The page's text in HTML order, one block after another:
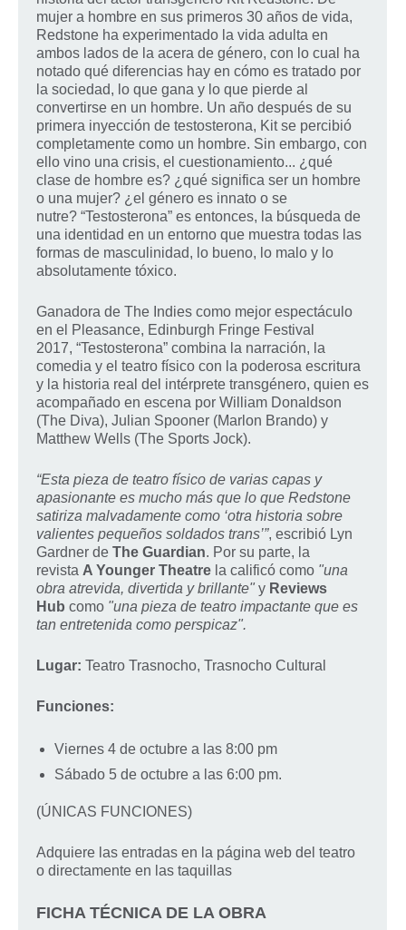
mujer a hombre en sus primeros 30 años de vida,
Redstone ha experimentado la vida adulta en
ambos lados de la acera de género, con lo cual ha
notado qué diferencias hay en cómo es tratado por
la sociedad, lo que gana y lo que pierde al
convertirse en un hombre. Un año después de su
primera inyección de testosterona, Kit se percibió
completamente como un hombre. Sin embargo, con
ello vino una crisis, el cuestionamiento... ¿qué
clase de hombre es? ¿qué significa ser un hombre
o una mujer? ¿el género es innato o se
nutre? “Testosterona” es entonces, la búsqueda de
una identidad en un entorno que muestra todas las
formas de masculinidad, lo bueno, lo malo y lo
absolutamente tóxico.
Ganadora de The Indies como mejor espectáculo
en el Pleasance, Edinburgh Fringe Festival
2017, “Testosterona” combina la narración, la
comedia y el teatro físico con la poderosa escritura
y la historia real del intérprete transgénero, quien es
acompañado en escena por William Donaldson
(The Diva), Julian Spooner (Marlon Brando) y
Matthew Wells (The Sports Jock).
“Esta pieza de teatro físico de varias capas y
apasionante es mucho más que lo que Redstone
satiriza malvadamente como ‘otra historia sobre
valientes pequeños soldados trans’”, escribió Lyn
Gardner de The Guardian. Por su parte, la
revista A Younger Theatre la calificó como "una
obra atrevida, divertida y brillante" y Reviews
Hub como "una pieza de teatro impactante que es
tan entretenida como perspicaz".
Lugar: Teatro Trasnocho, Trasnocho Cultural
Funciones:
Viernes 4 de octubre a las 8:00 pm
Sábado 5 de octubre a las 6:00 pm.
(ÚNICAS FUNCIONES)
Adquiere las entradas en la página web del teatro
o directamente en las taquillas
FICHA TÉCNICA DE LA OBRA